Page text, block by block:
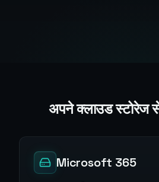
अपने क्लाउड स्टोरेज
Microsoft 365